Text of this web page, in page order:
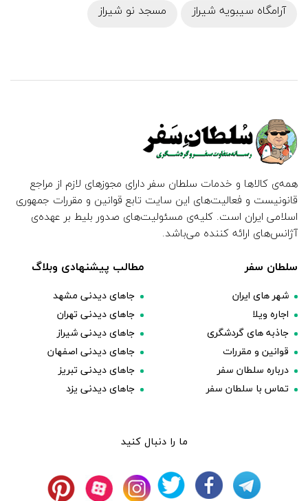
آرامگاه سیبویه شیراز
مسجد نو شیراز
همه‌ی کالاها و خدمات سلطان سفر دارای مجوزهای لازم از مراجع
قانونیست و فعالیت‌های این سایت تابع قوانین و مقررات جمهوری
اسلامی ایران است. کلیه‌ی مسئولیت‌های صدور بلیط بر عهده‌ی
آژانس‌های ارائه کننده می‌باشد.
سلطان سفر
شهر های ایران
اجاره ویلا
جاذبه های گردشگری
قوانین و مقررات
درباره سلطان سفر
تماس با سلطان سفر
مطالب پیشنهادی وبلاگ
جاهای دیدنی مشهد
جاهای دیدنی تهران
جاهای دیدنی شیراز
جاهای دیدنی اصفهان
جاهای دیدنی تبریز
جاهای دیدنی یزد
ما را دنبال کنید